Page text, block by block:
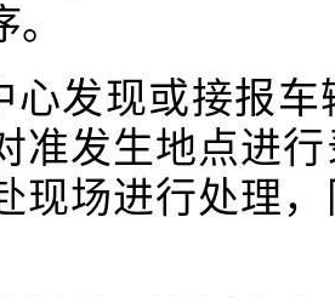
心发现或接报
准发生地点进
现场进行处理